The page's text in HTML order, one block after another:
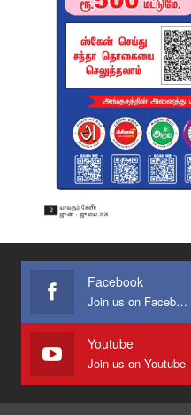
Facebook
Join us on Facebook
Youtube
Join us on Youtube